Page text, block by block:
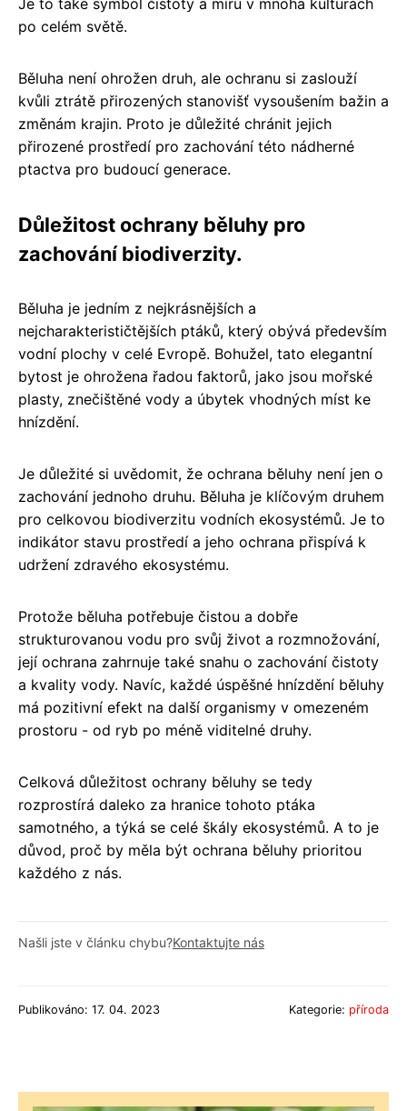
po celém světě.
Běluha není ohrožen druh, ale ochranu si zaslouží
kvůli ztrátě přirozených stanovišť vysoušením bažin a
změnám krajin. Proto je důležité chránit jejich
přirozené prostředí pro zachování této nádherné
ptactva pro budoucí generace.
Důležitost ochrany běluhy pro
zachování biodiverzity.
Běluha je jedním z nejkrásnějších a
nejcharakterističtějších ptáků, který obývá především
vodní plochy v celé Evropě. Bohužel, tato elegantní
bytost je ohrožena řadou faktorů, jako jsou mořské
plasty, znečištěné vody a úbytek vhodných míst ke
hnízdění.
Je důležité si uvědomit, že ochrana běluhy není jen o
zachování jednoho druhu. Běluha je klíčovým druhem
pro celkovou biodiverzitu vodních ekosystémů. Je to
indikátor stavu prostředí a jeho ochrana přispívá k
udržení zdravého ekosystému.
Protože běluha potřebuje čistou a dobře
strukturovanou vodu pro svůj život a rozmnožování,
její ochrana zahrnuje také snahu o zachování čistoty
a kvality vody. Navíc, každé úspěšné hnízdění běluhy
má pozitivní efekt na další organismy v omezeném
prostoru - od ryb po méně viditelné druhy.
Celková důležitost ochrany běluhy se tedy
rozprostírá daleko za hranice tohoto ptáka
samotného, a týká se celé škály ekosystémů. A to je
důvod, proč by měla být ochrana běluhy prioritou
každého z nás.
Našli jste v článku chybu?Kontaktujte nás
Publikováno: 17. 04. 2023 Kategorie: příroda